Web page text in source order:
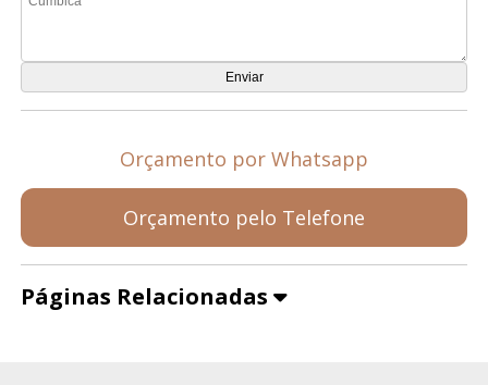
Orçamento por Whatsapp
Orçamento pelo Telefone
Páginas Relacionadas